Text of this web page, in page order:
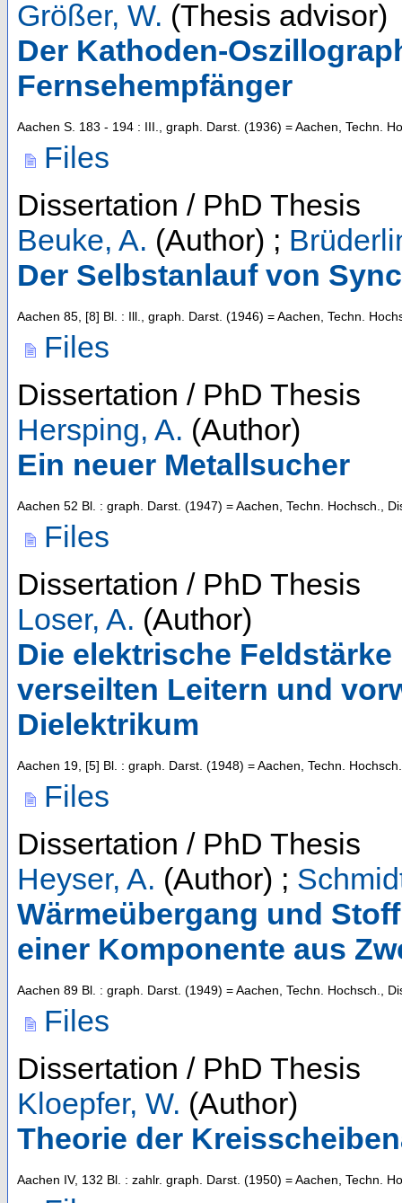
Größer, W. (Thesis advisor)
Der Kathoden-
Fernsehempfänger
Aachen S. 183 - 194 : III., graph. Darst. (1936) = Aachen, Techn.
Files
Dissertation / PhD Thesis
Beuke, A. (Author) ;
Der Selbstanlauf von
Aachen 85, [8] Bl. : Ill., graph. Darst. (1946) = Aachen, Techn.
Files
Dissertation / PhD Thesis
Hersping, A. (Author)
Ein neuer Metallsucher
Aachen 52 Bl. : graph. Darst. (1947) = Aachen, Techn. Hochsch.,
Files
Dissertation / PhD Thesis
Loser, A. (Author)
Die elektrische
verseilten Leitern und
Dielektrikum
Aachen 19, [5] Bl. : graph. Darst. (1948) = Aachen, Techn.
Files
Dissertation / PhD Thesis
Heyser, A. (Author) ;
Wärmeübergang und
einer Komponente aus
Aachen 89 Bl. : graph. Darst. (1949) = Aachen, Techn. Hochsch.,
Files
Dissertation / PhD Thesis
Kloepfer, W. (Author)
Theorie der
Aachen IV, 132 Bl. : zahlr. graph. Darst. (1950) = Aachen, Techn.